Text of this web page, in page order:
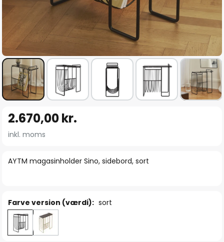
starten
billedgalleriet
AYTM magasinholder Sino, sidebord, sort
2.670,00 kr.
inkl. moms
Farve version (værdi): sort